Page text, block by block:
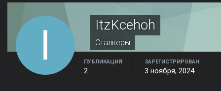
ItzKcehoh
Сталкеры
ПУБЛИКАЦИЙ
2
ЗАРЕГИСТРИРОВАН
3 ноября, 2024